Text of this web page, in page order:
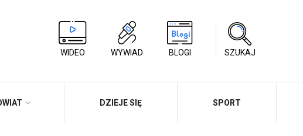
WIDEO WYWIAD BLOGI SZUKAJ
DZIEJE SIĘ SPORT